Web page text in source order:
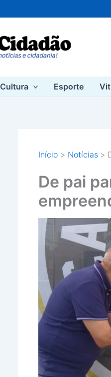
Cultura Esporte
Início Notícias
De pai